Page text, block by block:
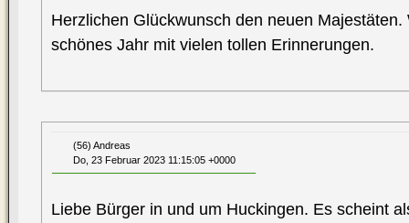
Herzlichen Glückwunsch den neuen
schönes Jahr mit vielen tollen Erinnerungen.
(56) Andreas
Do, 23 Februar 2023 11:15:05 +0000
Liebe Bürger in und um Huckingen. Es scheint